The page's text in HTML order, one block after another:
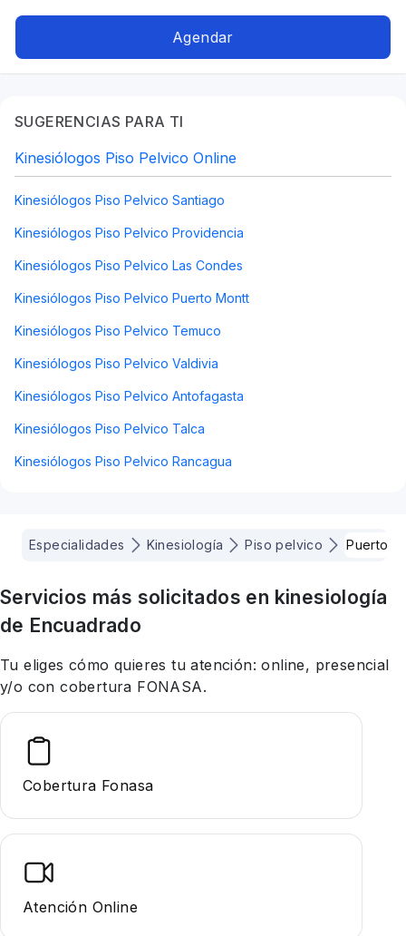
Agendar
SUGERENCIAS PARA TI
Kinesiólogos Piso Pelvico Online
Kinesiólogos Piso Pelvico Santiago
Kinesiólogos Piso Pelvico Providencia
Kinesiólogos Piso Pelvico Las Condes
Kinesiólogos Piso Pelvico Puerto Montt
Kinesiólogos Piso Pelvico Temuco
Kinesiólogos Piso Pelvico Valdivia
Kinesiólogos Piso Pelvico Antofagasta
Kinesiólogos Piso Pelvico Talca
Kinesiólogos Piso Pelvico Rancagua
Especialidades Kinesiología Piso pelvico Puerto
Servicios más solicitados en kinesiología
de Encuadrado
Tu eliges cómo quieres tu atención: online, presencial
y/o con cobertura FONASA.
Cobertura Fonasa
Atención Online